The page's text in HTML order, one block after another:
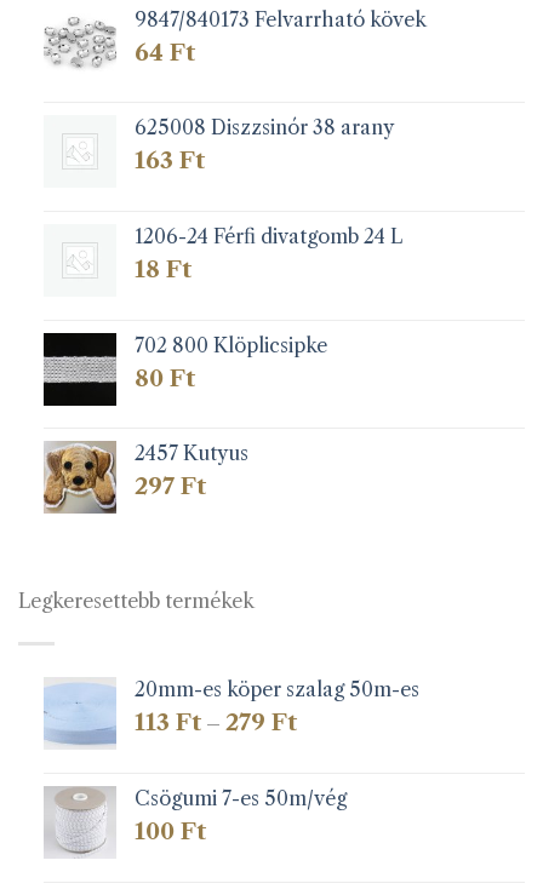
9847/840173 Felvarrható kövek
64 Ft
625008 Diszzsinór 38 arany
163 Ft
1206-24 Férfi divatgomb 24 L
18 Ft
702 800 Klöplicsipke
80 Ft
2457 Kutyus
297 Ft
Legkeresettebb termékek
20mm-es köper szalag 50m-es
113 Ft – 279 FtÁrtartomány:
279 Ft
Csögumi 7-es 50m/vég
100 Ft